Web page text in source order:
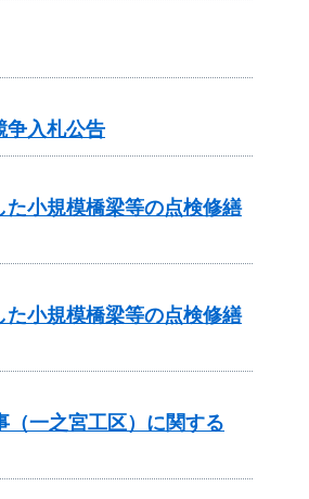
争入札公告
た小規模橋梁等の点検修繕
た小規模橋梁等の点検修繕
一之宮工区）に関する